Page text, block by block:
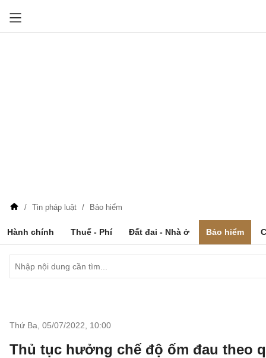
Tin pháp luật Bảo hiểm
Hành chính Thuế - Phí Đất đai - Nhà ở Bảo hiểm
Thứ Ba, 05/07/2022 10:00
Thủ tục hưởng chế độ ốm đau theo